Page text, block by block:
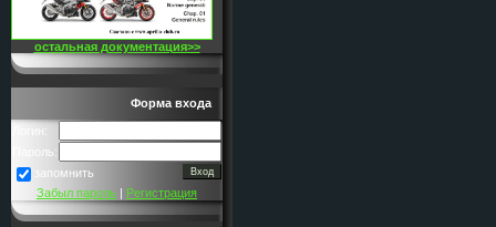
остальная документация>>
Форма входа
Логин:
Пароль:
запомнить
Забыл пароль | Регистрация